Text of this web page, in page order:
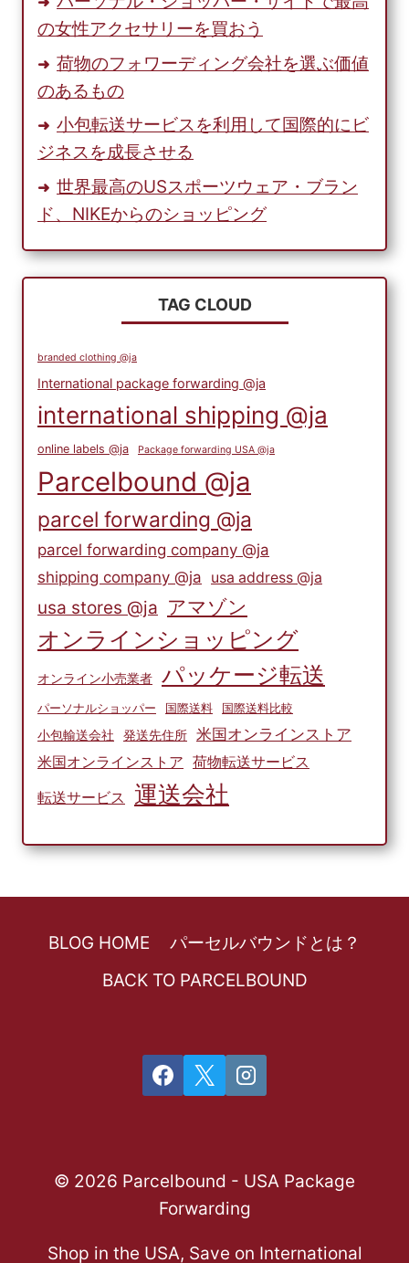
の女性アクセサリーを買おう
荷物のフォワーディング会社を選ぶ価値
のあるもの
小包転送サービスを利用して国際的にビ
ジネスを成長させる
世界最高のUSスポーツウェア・ブラン
ド、NIKEからのショッピング
TAG CLOUD
branded clothing @ja
International package forwarding @ja
international shipping @ja
online labels @ja Package forwarding USA @ja
Parcelbound @ja
parcel forwarding @ja
parcel forwarding company @ja
shipping company @ja
usa address @ja
usa stores @ja アマゾン
オンラインショッピング
オンライン小売業者 パッケージ転送
パーソナルショッパー 国際送料 国際送料比較
小包輸送会社 発送先住所 米国オンラインストア
米国オンラインストア 荷物転送サービス
転送サービス 運送会社
BLOG HOME
パーセルバウンドとは？
BACK TO PARCELBOUND
© 2026 Parcelbound - USA Package
Forwarding
Shop in the USA, Save on International